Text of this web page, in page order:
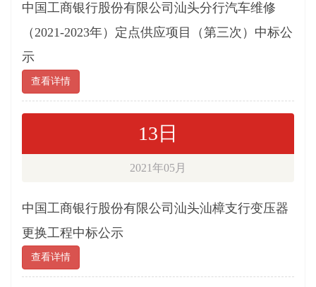
中国工商银行股份有限公司汕头分行汽车维修
（2021-2023年）定点供应项目（第三次）中标公
示
查看详情
13日
2021年05月
中国工商银行股份有限公司汕头汕樟支行变压器
更换工程中标公示
查看详情